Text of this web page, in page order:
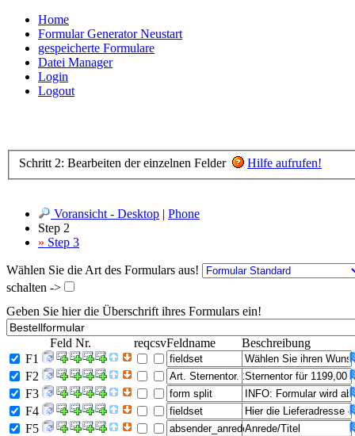
Home
Formular Generator Neustart
gespeicherte Formulare
Datei Manager
Login
Logout
Schritt 2: Bearbeiten der einzelnen Felder Hilfe aufrufen!
Voransicht - Desktop | Phone
Step 2
» Step 3
Wählen Sie die Art des Formulars aus!
schalten ->
Geben Sie hier die Überschrift ihres Formulars ein!
Feld Nr. reqcsvFeldname
Beschreibung
F1
F2
F3
F4
F5